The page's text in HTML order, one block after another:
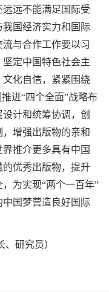
远不能满足国际受
国经济实力和国际
与合作工作要以习
定中国特色社会主
化自信，紧紧围绕
进“四个全面”战略布
计和统筹协调，创
增强出版物的亲和
推介更多具有中国
优秀出版物，提升
为实现“两个一百年”
国梦营造良好国际
研究员）